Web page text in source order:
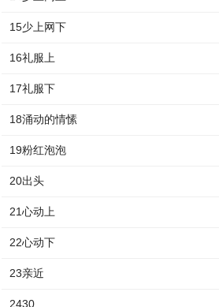
15少上网下
16礼服上
17礼服下
18涌动的情愫
19粉红泡泡
20出头
21心动上
22心动下
23亲近
2430